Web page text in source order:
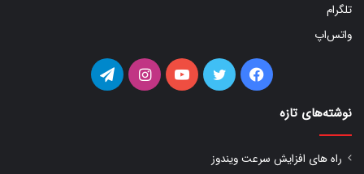
تلگرام
واتس‌اپ
فیس توییتر یوتیوب اینستاگرامتلگرام
نوشته‌های تازه
راه های افزایش سرعت ویندوز